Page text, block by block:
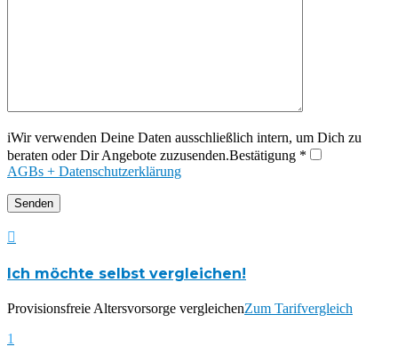
iWir verwenden Deine Daten ausschließlich intern, um Dich zu
beraten oder Dir Angebote zuzusenden.Bestätigung *
AGBs + Datenschutzerklärung

Ich möchte selbst vergleichen!
Provisionsfreie Altersvorsorge vergleichenZum Tarifvergleich
1